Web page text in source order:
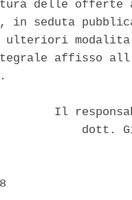
delle offerte
in seduta
ulteriori
affisso
Il
dott.